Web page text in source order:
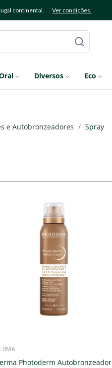
continental. Ver condições.
Diversos Eco
e Autobronzeadores Spray
Photoderm Autobronzeador